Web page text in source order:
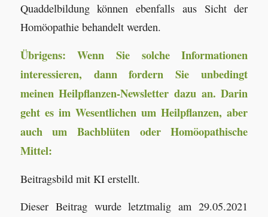
Quaddelbildung können ebenfalls aus Sicht der
Homöopathie behandelt werden.
Übrigens: Wenn Sie solche Informationen
interessieren, dann fordern Sie unbedingt
meinen Heilpflanzen-Newsletter dazu an. Darin
geht es im Wesentlichen um Heilpflanzen, aber
auch um Bachblüten oder Homöopathische
Mittel:
Beitragsbild mit KI erstellt.
Dieser Beitrag wurde letztmalig am 29.05.2021